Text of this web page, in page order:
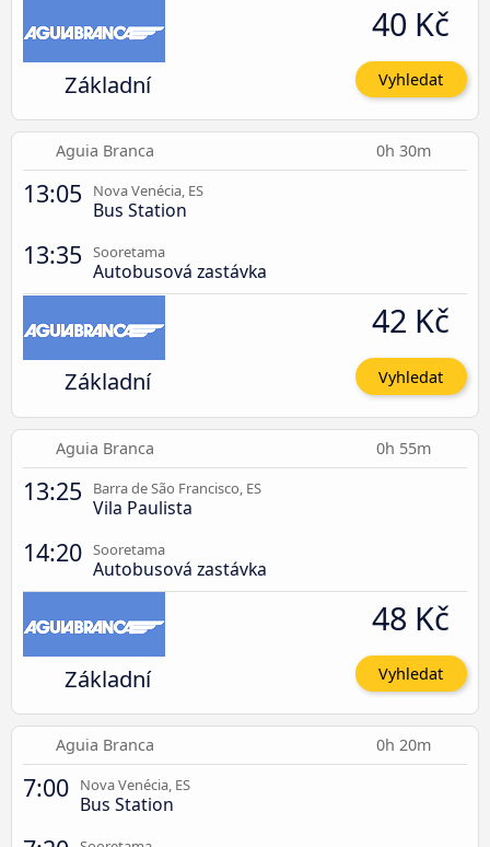
Základní
40 Kč
Vyhledat
Aguia Branca 0h 30m
13:05 Nova Venécia, ES
Bus Station
13:35 Sooretama
Autobusová zastávka
Základní
42 Kč
Vyhledat
Aguia Branca 0h 55m
13:25 Barra de São Francisco, ES
Vila Paulista
14:20 Sooretama
Autobusová zastávka
Základní
48 Kč
Vyhledat
Aguia Branca 0h 20m
7:00 Nova Venécia, ES
Bus Station